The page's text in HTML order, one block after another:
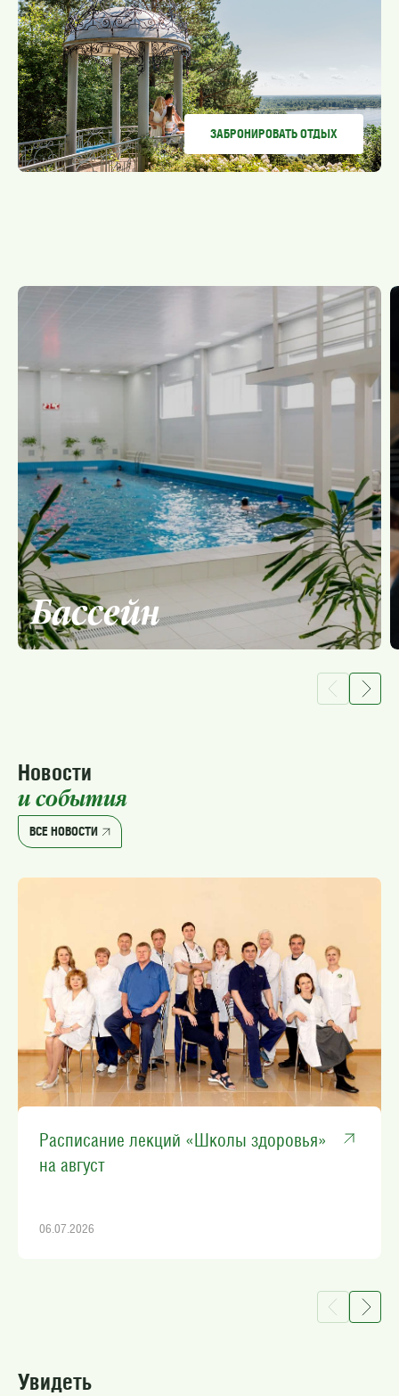
ЗАБРОНИРОВАТЬ ОТДЫХ
Бассейн
Новости
и события
ВСЕ НОВОСТИ
Расписание лекций «Школы здоровья»
на август
06.07.2026
Увидеть